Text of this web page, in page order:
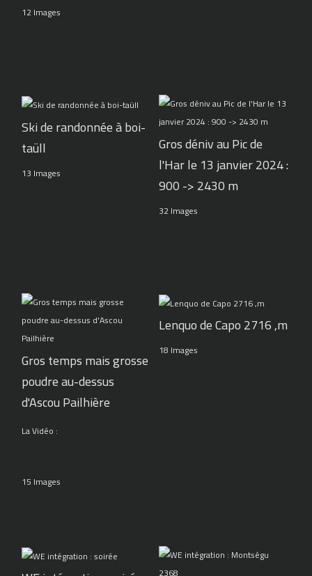
12 Images
Ski de randonnée à boi-
taüll
13 Images
Gros déniv au Pic de
l'Har le 13 janvier 2024 :
900 -> 2430 m
32 Images
Gros temps mais grosse
poudre au-dessus
d'Ascou Pailhière
La Vidéo :
15 Images
Lenquo de Capo 2716 ,m
18 Images